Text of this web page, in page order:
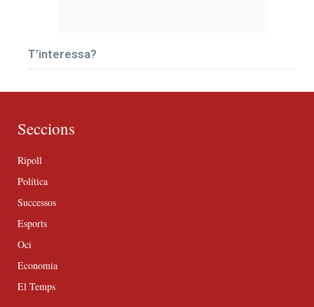
T’interessa?
Seccions
Ripoll
Política
Successos
Esports
Oci
Economia
El Temps